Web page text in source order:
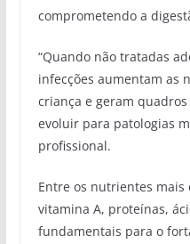
comprometendo a
“Quando não tratadas
infecções aumentam as
criança e geram
evoluir para patologias
profissional.
Entre os nutrientes
vitamina A, proteínas,
fundamentais para o